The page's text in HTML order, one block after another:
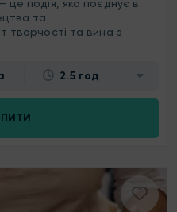
подія, яка поєднує в
та
творчості та вина з
2.5 год